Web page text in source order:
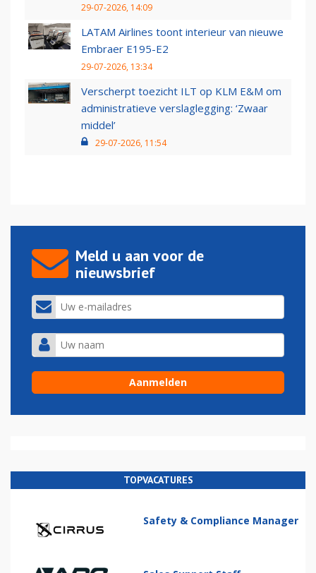
29-07-2026, 14:09
LATAM Airlines toont interieur van nieuwe
Embraer E195-E2
29-07-2026, 13:34
Verscherpt toezicht ILT op KLM E&M om
administratieve verslaglegging: ‘Zwaar
middel’
29-07-2026, 11:54
Meld u aan voor de
nieuwsbrief
TOPVACATURES
Safety & Compliance Manager